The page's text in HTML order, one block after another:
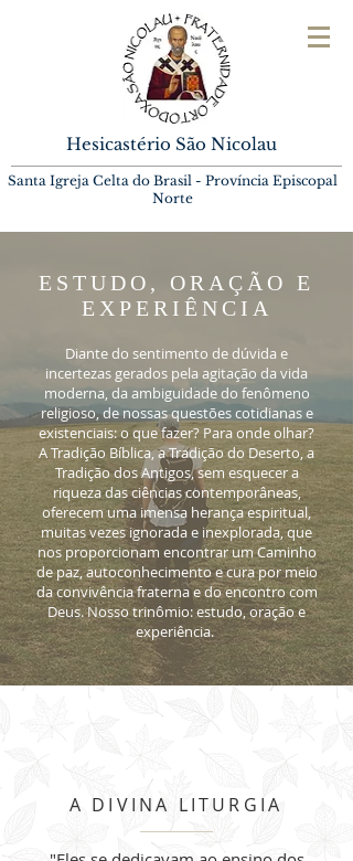
Hesicastério São Nicolau
Santa Igreja Celta do Brasil - Província Episcopal
Norte
ESTUDO, ORAÇÃO E
EXPERIÊNCIA
Diante do sentimento de dúvida e
incertezas gerados pela agitação da vida
moderna, da ambiguidade do fenômeno
religioso, de nossas questões cotidianas e
existenciais: o que fazer? Para onde olhar?
A Tradição Bíblica, a Tradição do Deserto, a
Tradição dos Antigos, sem esquecer a
riqueza das ciências contemporâneas,
oferecem uma imensa herança espiritual,
muitas vezes ignorada e inexplorada, que
nos proporcionam encontrar um Caminho
de paz, autoconhecimento e cura por meio
da convivência fraterna e do encontro com
Deus. Nosso trinômio: estudo, oração e
experiência.
A DIVINA LITURGIA